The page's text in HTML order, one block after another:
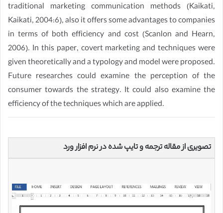
traditional marketing communication methods (Kaikati,
Kaikati, 2004:6), also it offers some advantages to companies
in terms of both efficiency and cost (Scanlon and Hearn,
2006). In this paper, covert marketing and techniques were
given theoretically and a typology and model were proposed.
Future researches could examine the perception of the
consumer towards the strategy. It could also examine the
efficiency of the techniques which are applied.
تصویری از مقاله ترجمه و تایپ شده در نرم افزار ورد